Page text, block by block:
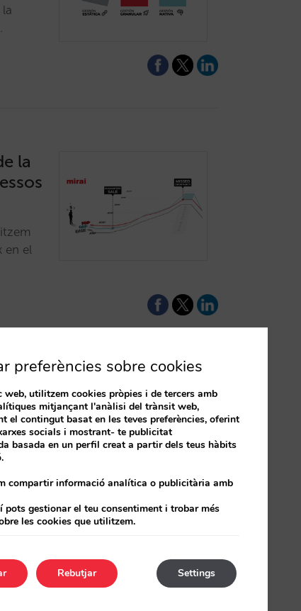
la
en el
preferències sobre cookies
web, utilitzem cookies pròpies i de tercers amb
mitjançant l'anàlisi del trànsit web,
el contingut basat en les teves preferències, oferint
socials i mostrant- te publicitat
basada en un perfil creat a partir dels teus hàbits
compartir informació analítica o publicitària amb
pots gestionar el teu consentiment i trobar més
les cookies que utilitzem.
Settings
Rebutjar